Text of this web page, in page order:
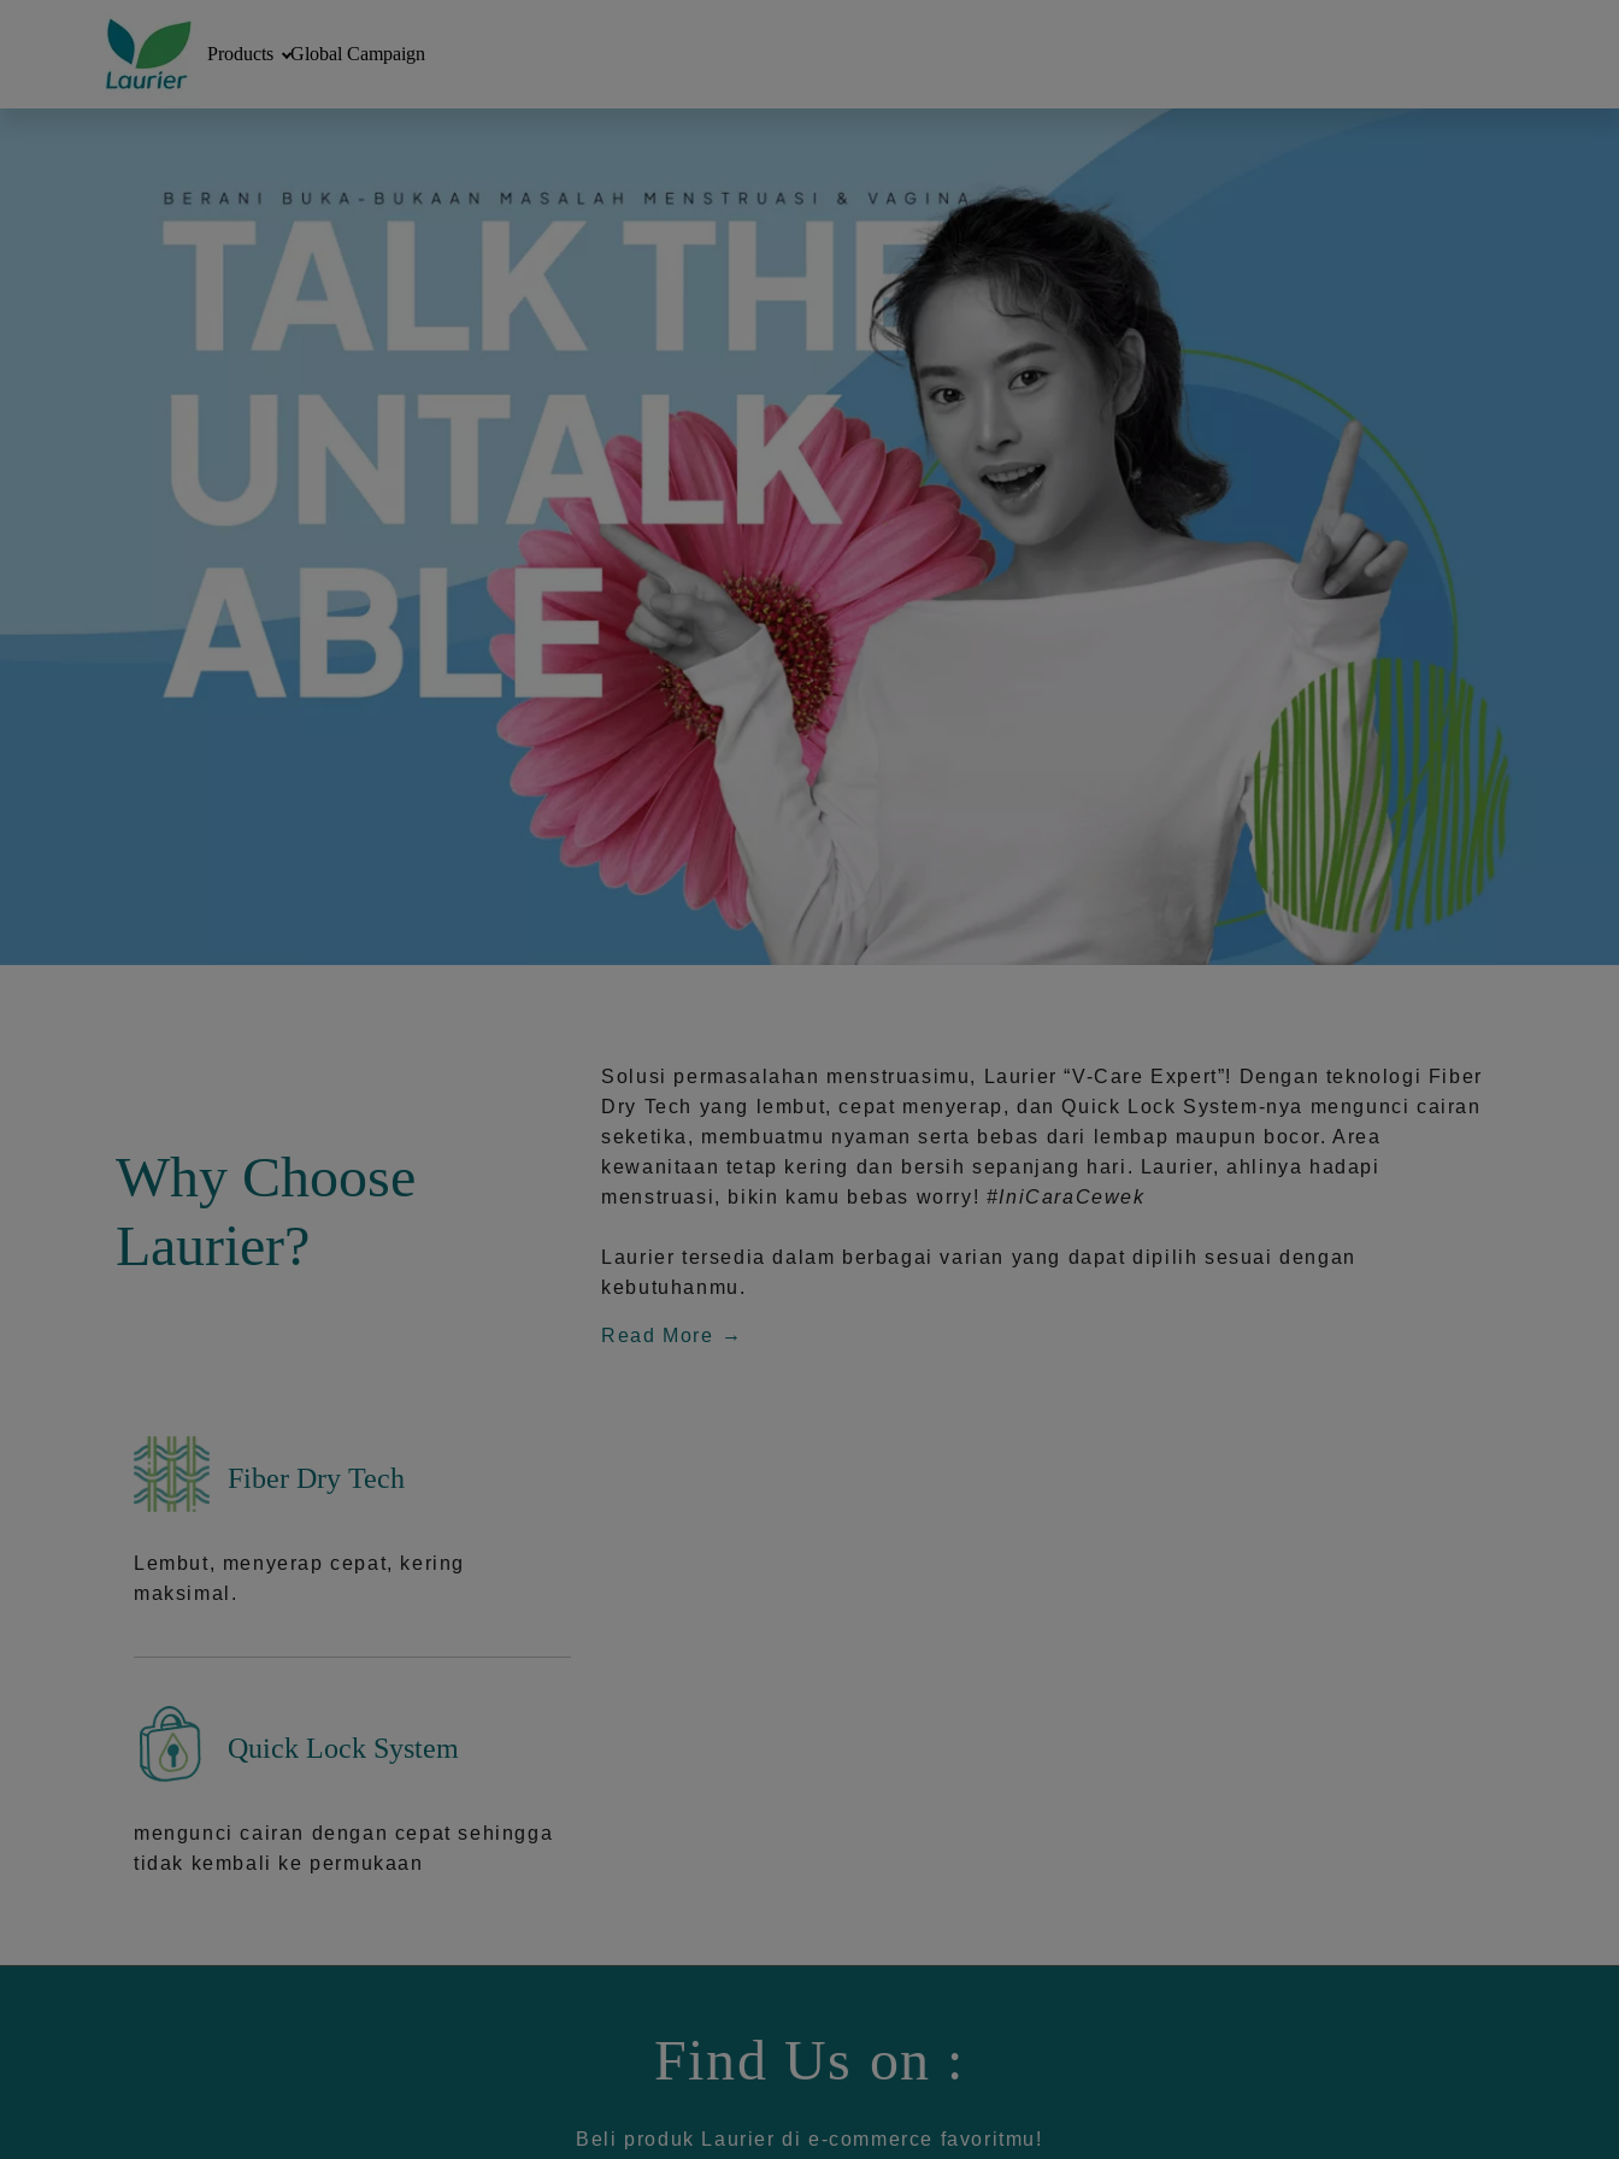
Products Global Campaign
Why Choose
Laurier?
Solusi permasalahan menstruasimu, Laurier“V-Care Expert”! Dengan teknologi
Fiber
Dry Tech yang lembut, cepat menyerap, dan Quick Lock System-nya mengunci cairan
seketika, membuatmu nyaman serta bebas dari lembap maupun bocor. Area
kewanitaan tetap kering dan bersih sepanjang hari.
Laurier, ahlinya hadapi
menstruasi, bikin kamu bebas worry! #IniCaraCewek
Laurier tersedia dalam berbagai varian yang dapat dipilih sesuai dengan
kebutuhanmu.
Read More
Fiber Dry Tech
Lembut, menyerap cepat, kering
maksimal.
Quick Lock System
mengunci cairan dengan cepat sehingga
tidak kembali ke permukaan
Find Us on :
Beli produk Laurier di e-commerce favoritmu!